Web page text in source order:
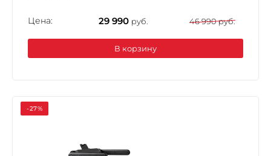
Цена: 29 990 руб. 46 990 руб.
В корзину
-27%